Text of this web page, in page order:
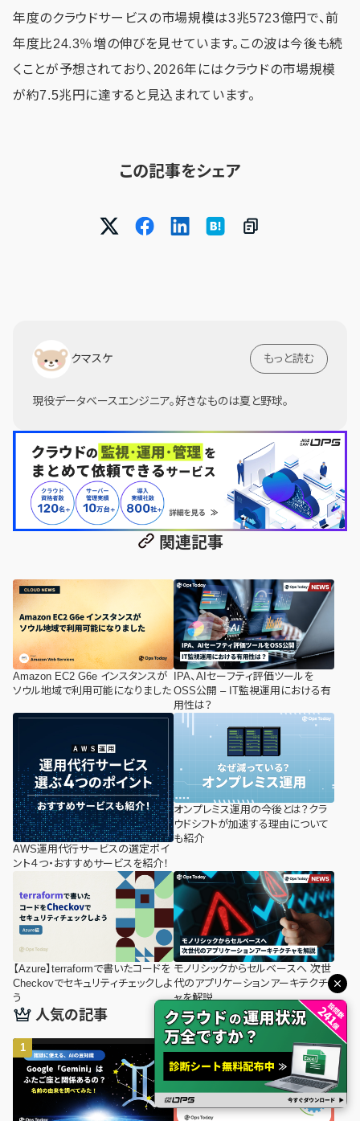
年度のクラウドサービスの市場規模は3兆5723億円で、前
年度比24.3％増の伸びを見せています。この波は今後も続
くことが予想されており、2026年にはクラウドの市場規模
が約7.5兆円に達すると見込まれています。
この記事をシェア
クマスケ もっと読む
現役データベースエンジニア。好きなものは夏と野球。
関連記事
Amazon EC2 G6e インスタンスが
ソウル地域で利用可能になりました
IPA、AIセーフティ評価ツールを
OSS公開 – IT監視運用における有
用性は？
AWS運用代行サービスの選定ポイ
ント４つ・おすすめサービスを紹介！
オンプレミス運用の今後とは？クラ
ウドシフトが加速する理由について
も紹介
【Azure】terraformで書いたコードを
Checkovでセキュリティチェックしよ
う
モノリシックからセルベースへ 次世
代のアプリケーションアーキテクチ
ャを解説
人気の記事